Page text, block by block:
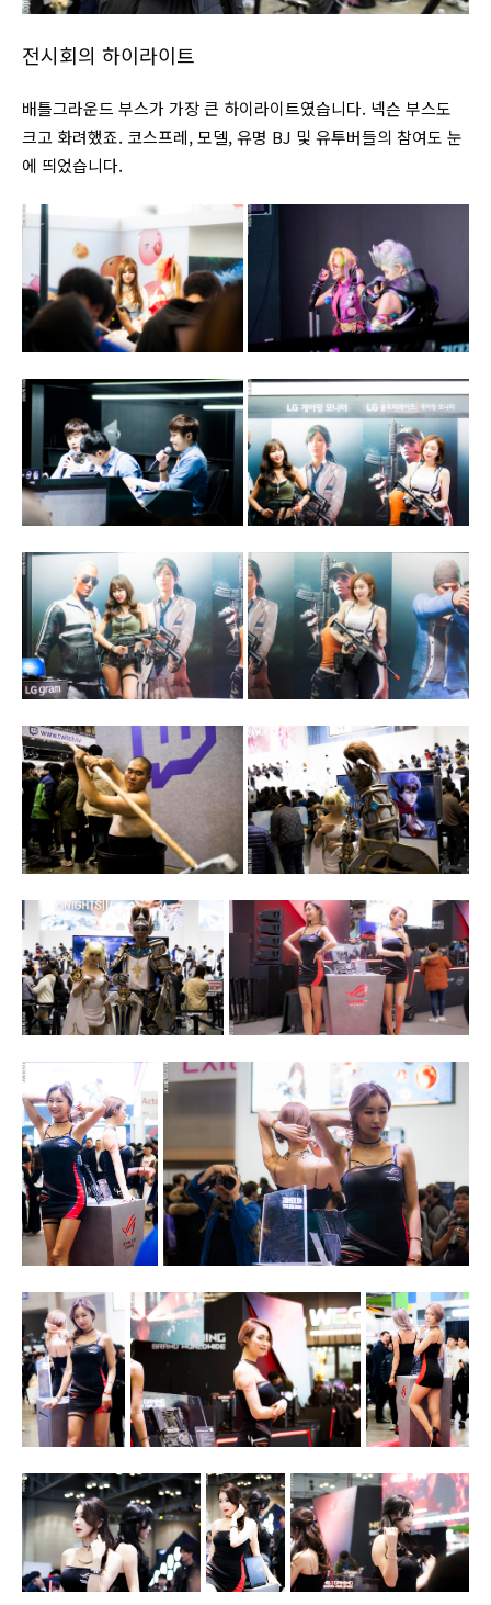
전시회의 하이라이트
배틀그라운드 부스가 가장 큰 하이라이트였습니다. 넥슨 부스도
크고 화려했죠. 코스프레, 모델, 유명 BJ 및 유투버들의 참여도 눈
에 띄었습니다.